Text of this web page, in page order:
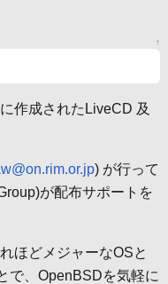
↑
作成されたLiveCD 及
) が行って
が配布サポートを
ほどメジャーなOSと
で、OpenBSDを気軽に